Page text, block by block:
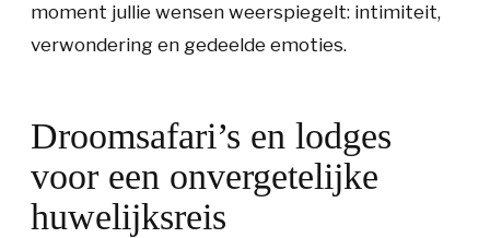
moment jullie wensen weerspiegelt: intimiteit,
verwondering en gedeelde emoties.
Droomsafari’s en lodges
voor een onvergetelijke
huwelijksreis